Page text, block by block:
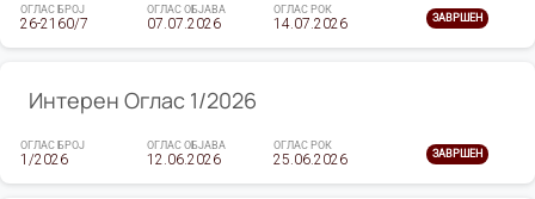
ОГЛАС БРОЈ
26-2160/7
ОГЛАС ОБЈАВА
07.07.2026
ОГЛАС РОК
14.07.2026 ЗАВРШЕН
Интерен Оглас 1/2026
ОГЛАС БРОЈ
1/2026
ОГЛАС ОБЈАВА
12.06.2026
ОГЛАС РОК
25.06.2026 ЗАВРШЕН